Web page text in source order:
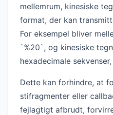
mellemrum, kinesiske
format, der kan
For eksempel bliver
`%20`, og kinesiske
hexadecimale
Dette kan forhindre, at
stifragmenter eller
fejlagtigt afbrudt,